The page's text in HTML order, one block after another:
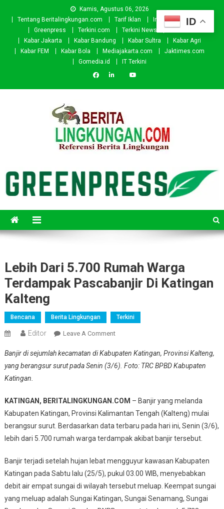
Kamis, Agustus 06, 2026
Tentang Beritalingkungan.com
Tarif Iklan Investor
Donasi
Greenpress
Terkini.com Terkini News
Kabar.id
Kabar Jakarta
Kabar Bandung Kabar Sultra
Kabar Agri
Kabar FEM
Kabar Bola Mediajakarta.com
Jaktimes.com
Gomedia.id
IT Terkini
Lebih Dari 5.700 Rumah Warga
Terdampak Pascabanjir Di Katingan
Kalteng
Bencana Berita Lingkungan Terkini
Editor Leave A CommentOn
Dari
5.700
Terdampak
Pascabanjir
Di
Katingan
Banjir di sejumlah kecamatan di Kabupaten Katingan, Provinsi Kalteng,
yang berangsur surut pada Senin (3/6). Foto: TRC BPBD Kabupaten
Katingan.
KATINGAN, BERITALINGKUNGAN.COM – Banjir yang melanda
Kabupaten Katingan, Provinsi Kalimantan Tengah (Kalteng) mulai
berangsur surut. Berdasarkan data terbaru pada hari ini, Senin (3/6),
lebih dari 5.700 rumah warga terdampak akibat banjir tersebut.
Banjir terjadi setelah hujan lebat mengguyur kawasan Kabupaten
Katingan pada Sabtu lalu (25/5), pukul 03.00 WIB, menyebabkan
debit air empat sungai di wilayah tersebut meluap. Keempat sungai
yang meluap adalah Sungai Katingan, Sungai Senamang, Sungai
ID